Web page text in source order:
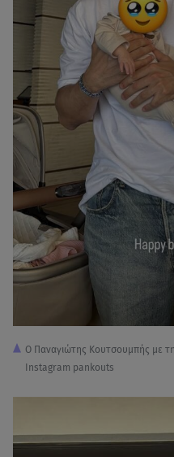
O Παναγιώτης Κουτσουμπής με
Instagram pankouts